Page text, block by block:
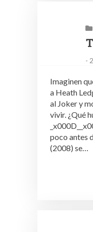
-
Imaginen
a Heath
al Joker y
vivir. ¿Qué
poco antes
(2008) se…